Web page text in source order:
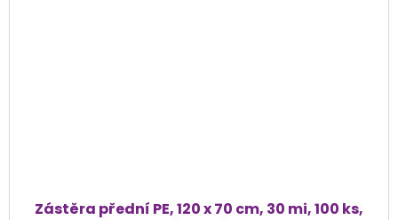
Zástěra přední PE, 120 x 70 cm, 30 mi, 100 ks,